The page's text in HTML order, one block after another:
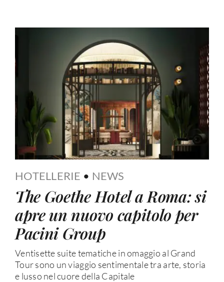
HOTELLERIE • NEWS
The Goethe Hotel a Roma: si
apre un nuovo capitolo per
Pacini Group
Ventisette suite tematiche in omaggio al Grand
Tour sono un viaggio sentimentale tra arte, storia
e lusso nel cuore della Capitale